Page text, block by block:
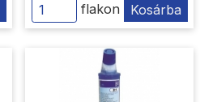
flakon Kosárba